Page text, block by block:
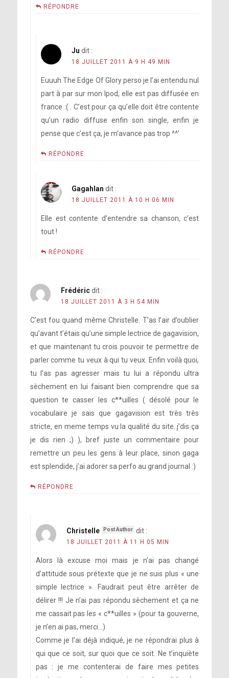
RÉPONDRE
Ju dit :
18 JUILLET 2011 À 9 H 49 MIN
Euuuh The Edge Of Glory perso je l’ai entendu nul
part à par sur mon Ipod, elle est pas diffusée en
france :( . C’est pour ça qu’elle doit être contente
qu’un radio diffuse enfin son single, enfin je
pense que c’est ça, je m’avance pas trop ^^’
RÉPONDRE
Gagahlan dit :
18 JUILLET 2011 À 10 H 06 MIN
Elle est contente d’entendre sa chanson, c’est
tout !
RÉPONDRE
Frédéric dit :
18 JUILLET 2011 À 3 H 54 MIN
C’est fou quand même Christelle. T’as l’air d’oublier
qu’avant t’étais qu’une simple lectrice de gagavision,
et que maintenant tu crois pouvoir te permettre de
parler comme tu veux à qui tu veux. Enfin voilà quoi,
tu l’as pas agresser mais tu lui a répondu ultra
sèchement en lui faisant bien comprendre que sa
question te casser les c**uilles ( désolé pour le
vocabulaire je sais que gagavision est très très
stricte, en meme temps vu la qualité du site..j’dis ça
je dis rien ;) ), bref juste un commentaire pour
remettre un peu les gens à leur place, sinon gaga
est splendide, j’ai adorer sa perfo au grand journal :)
RÉPONDRE
Christelle dit :
18 JUILLET 2011 À 11 H 05 MIN
Alors là excuse moi mais je n’ai pas changé
d’attitude sous prétexte que je ne suis plus « une
simple lectrice ». Faudrait peut être arrêter de
délirer !!! Je n’ai pas répondu sèchement et ça ne
me cassait pas les « c**uilles » (pour ta gouverne,
je n’en ai pas, merci…)
Comme je l’ai déjà indiqué, je ne répondrai plus à
qui que ce soit, sur quoi que ce soit. Ne t’inquiète
pas : je me contenterai de faire mes petites